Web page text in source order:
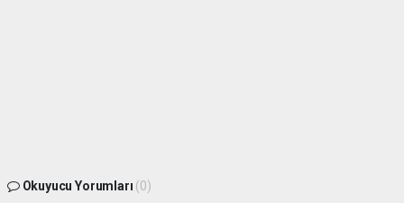
Okuyucu Yorumları (0)